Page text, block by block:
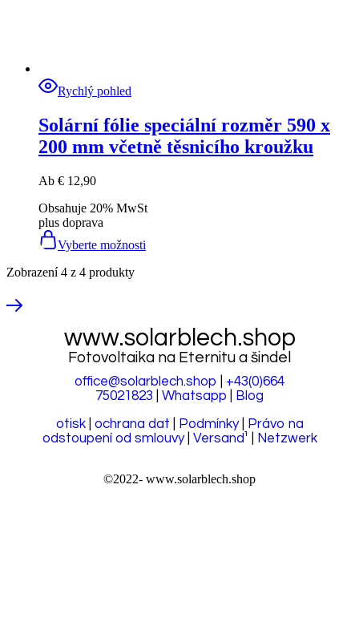
Rychlý pohled
Solární fólie speciální rozměr 590 x
200 mm včetně těsnicího kroužku
Ab € 12,90
Obsahuje 20% MwSt
plus doprava
Vyberte možnosti
Zobrazení4 z 4 produkty
www.solarblech.shop
Fotovoltaika na Eternitu a šindel
office@solarblech.shop
+43(0)664
75021823
Whatsapp
Blog
otisk| ochrana dat Podmínky|
Právo na
odstoupení od smlouvy| Versand¹ Netzwerk
©2022- www.solarblech.shop